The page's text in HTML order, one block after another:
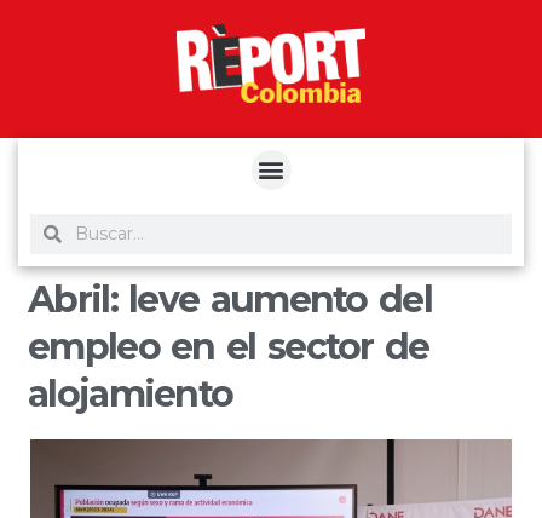
Abril: leve aumento del
empleo en el sector de
alojamiento